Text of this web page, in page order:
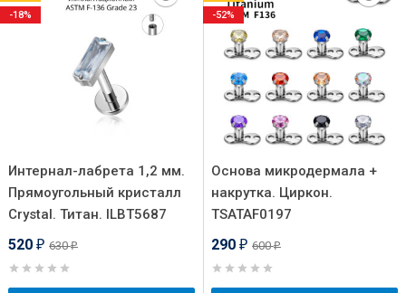
Интернал-лабрета 1,2 мм.
Прямоугольный кристалл
Crystal. Титан. ILBT5687
520 ₽ 630₽
-18%
Основа микродермала +
накрутка. Циркон.
TSATAF0197
290 ₽ 600₽
-52%